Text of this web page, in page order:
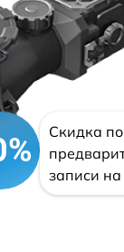
Скидка по
записи на